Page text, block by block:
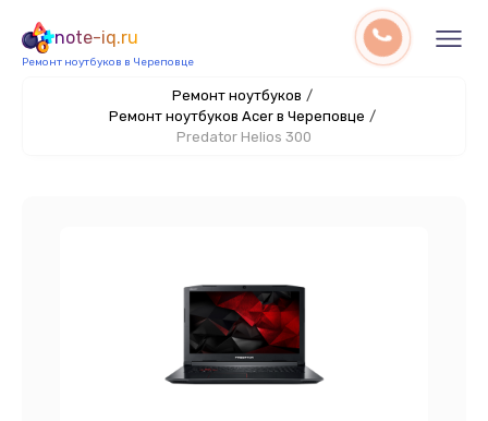
note-iq.ru
Ремонт ноутбуков в Череповце
Ремонт ноутбуков /
Ремонт ноутбуков Acer в Череповце /
Predator Helios 300